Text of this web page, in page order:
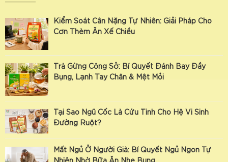
Kiểm Soát Cân Nặng Tự Nhiên: Giải Pháp Cho
Cơn Thèm Ăn Xế Chiều
Trà Gừng Công Sở: Bí Quyết Đánh Bay Đầy
Bụng, Lạnh Tay Chân & Mệt Mỏi
Tại Sao Ngũ Cốc Là Cứu Tinh Cho Hệ Vi Sinh
Đường Ruột?
Mất Ngủ Ở Người Già: Bí Quyết Ngủ Ngon Tự
Nhiên Nhờ Bữa Ăn Nhẹ Bụng